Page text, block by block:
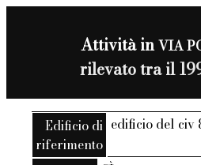
Attività inVIA
rilevato tra il
Edificio di
riferimento
edificio del civ